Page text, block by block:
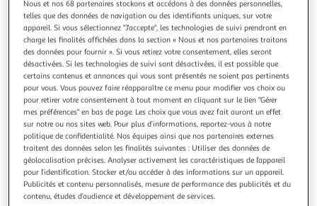
précédente
suivante
CASTORLAND
Puzzle 500 pièces : Vacances aux Seychelles
Puzzle de 500 pièces. de la marque Castorland.Dimensions
du puzzle assemblé : 47 x 33 cm. Age minimum : 10 ans
En savoir +
Vendu par Avenue des Jeux
Livr. ou retrait dès 5/6 jours
A partir de 4,50€
Plus d'options
Nous et nos 68 partenaires stockons et accédons à des données personnelles,
telles que des données de navigation ou des identifiants uniques, sur votre
appareil. Si vous sélectionnez "J'accepte", les technologies de suivi prendront en
charge les finalités affichées dans la section « Nous et nos partenaires traitons
des données pour fournir ». Si vous retirez votre consentement, elles seront
désactivées. Si les technologies de suivi sont désactivées, il est possible que
certains contenus et annonces qui vous sont présentés ne soient pas pertinents
pour vous. Vous pouvez faire réapparaître ce menu pour modifier vos choix ou
pour retirer votre consentement à tout moment en cliquant sur le lien "Gérer
mes préférences" en bas de page. Les choix que vous avez fait auront un effet
sur notre ou nos sites web. Pour plus d’informations, reportez-vous à notre
politique de confidentialité. Nos équipes ainsi que nos partenaires externes
traitent des données selon les finalités suivantes : Utiliser des données de
géolocalisation précises. Analyser activement les caractéristiques de l’appareil
pour l’identification. Stocker et/ou accéder à des informations sur un appareil.
Publicités et contenu personnalisés, mesure de performance des publicités et du
contenu, études d’audience et développement de services.